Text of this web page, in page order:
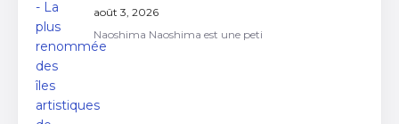
août 3, 2026
Naoshima Naoshima est une peti